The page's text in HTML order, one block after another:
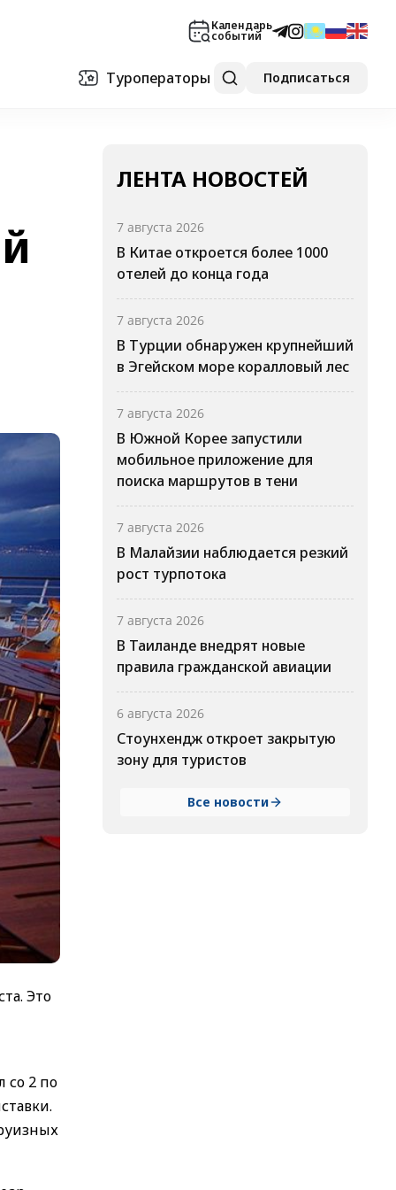
Календарь
событий
Туроператоры Подписаться
Это
со 2 по
ЛЕНТА НОВОСТЕЙ
7 августа 2026
В Китае откроется более 1000
отелей до конца года
7 августа 2026
В Турции обнаружен крупнейший
в Эгейском море коралловый лес
7 августа 2026
В Южной Корее запустили
мобильное приложение для
поиска маршрутов в тени
7 августа 2026
В Малайзии наблюдается резкий
рост турпотока
7 августа 2026
В Таиланде внедрят новые
правила гражданской авиации
6 августа 2026
Стоунхендж откроет закрытую
зону для туристов
Все новости